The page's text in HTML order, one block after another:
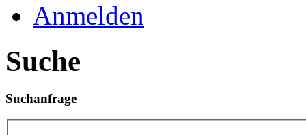
Anmelden
Suche
Suchanfrage